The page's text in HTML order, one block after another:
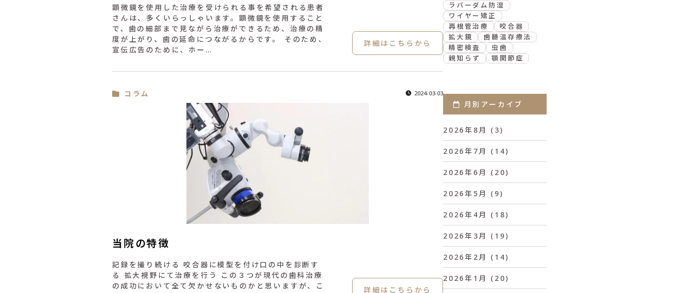
顕微鏡を使用した治療を受けられる事を希望される患者
さんは、多くいらっしゃいます。顕微鏡を使用すること
で、歯の細部まで見ながら治療ができるため、治療の精
度が上がり、歯の延命につながるからです。 そのため、
宣伝広告のために、ホー…
詳細はこちらから
コラム 2024-03-03
当院の特徴
記録を撮り続ける 咬合器に模型を付け口の中を診断す
る 拡大視野にて治療を行う この３つが現代の歯科治療
の成功において全て欠かせないものかと思いますが、こ
詳細はこちらから
ラバーダム防湿
ワイヤー矯正
再根管治療
咬合器
拡大鏡
歯髄温存療法
精密検査
虫歯
親知らず
顎関節症
月別アーカイブ
2026年8月 (3)
2026年7月 (14)
2026年6月 (20)
2026年5月 (9)
2026年4月 (18)
2026年3月 (19)
2026年2月 (14)
2026年1月 (20)